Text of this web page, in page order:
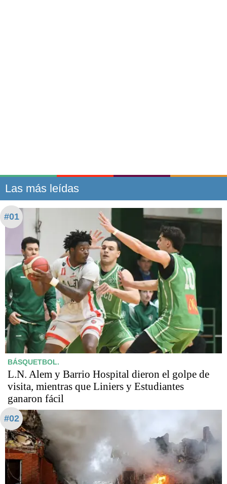
Las más leídas
#01
BÁSQUETBOL.
L.N. Alem y Barrio Hospital dieron el golpe de
visita, mientras que Liniers y Estudiantes
ganaron fácil
#02